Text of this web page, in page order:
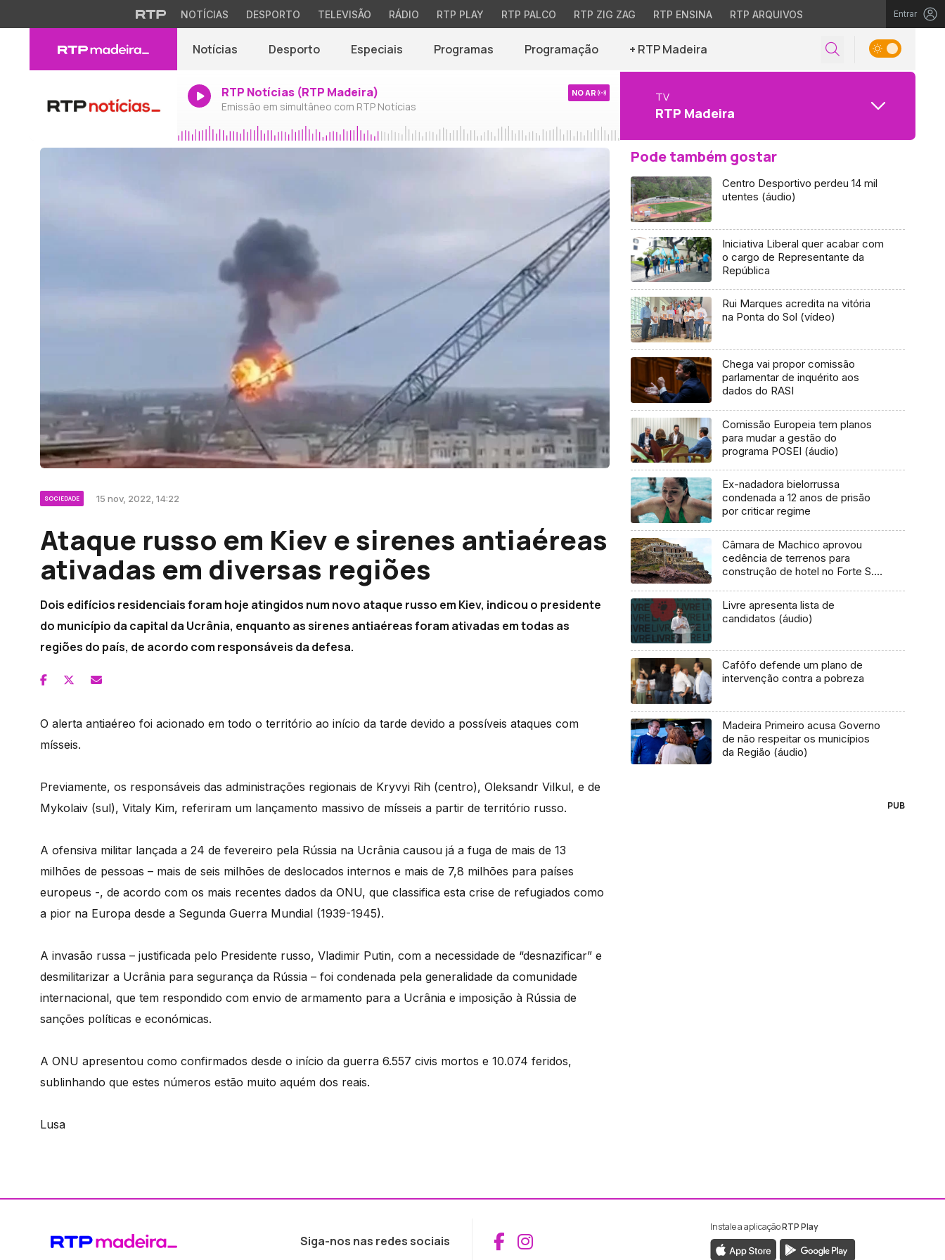
NOTÍCIAS DESPORTO TELEVISÃO RÁDIO RTP PLAY RTP PALCO RTP ZIG ZAG RTP ENSINA RTP ARQUIVOS Entrar
Notícias Desporto Especiais Programas Programação + RTP Madeira
RTP Notícias (RTP Madeira)
Emissão em simultâneo com RTP Notícias
NO AR TV
RTP Madeira
SOCIEDADE 15 nov, 2022, 14:22
Ataque russo em Kiev e sirenes antiaéreas
ativadas em diversas regiões
Dois edifícios residenciais foram hoje atingidos num novo ataque russo em Kiev, indicou o presidente
do município da capital da Ucrânia, enquanto as sirenes antiaéreas foram ativadas em todas as
regiões do país, de acordo com responsáveis da defesa.
O alerta antiaéreo foi acionado em todo o território ao início da tarde devido a possíveis ataques com
mísseis.
Previamente, os responsáveis das administrações regionais de Kryvyi Rih (centro), Oleksandr Vilkul, e de
Mykolaiv (sul), Vitaly Kim, referiram um lançamento massivo de mísseis a partir de território russo.
A ofensiva militar lançada a 24 de fevereiro pela Rússia na Ucrânia causou já a fuga de mais de 13
milhões de pessoas – mais de seis milhões de deslocados internos e mais de 7,8 milhões para países
europeus -, de acordo com os mais recentes dados da ONU, que classifica esta crise de refugiados como
a pior na Europa desde a Segunda Guerra Mundial (1939-1945).
A invasão russa – justificada pelo Presidente russo, Vladimir Putin, com a necessidade de “desnazificar” e
desmilitarizar a Ucrânia para segurança da Rússia – foi condenada pela generalidade da comunidade
internacional, que tem respondido com envio de armamento para a Ucrânia e imposição à Rússia de
sanções políticas e económicas.
A ONU apresentou como confirmados desde o início da guerra 6.557 civis mortos e 10.074 feridos,
sublinhando que estes números estão muito aquém dos reais.
Lusa
Pode também gostar
Centro Desportivo perdeu 14 mil
utentes (áudio)
Iniciativa Liberal quer acabar com
o cargo de Representante da
República
Rui Marques acredita na vitória
na Ponta do Sol (vídeo)
Chega vai propor comissão
parlamentar de inquérito aos
dados do RASI
Comissão Europeia tem planos
para mudar a gestão do
programa POSEI (áudio)
Ex-nadadora bielorrussa
condenada a 12 anos de prisão
por criticar regime
Câmara de Machico aprovou
cedência de terrenos para
construção de hotel no Forte S.
Livre apresenta lista de
candidatos (áudio)
Cafôfo defende um plano de
intervenção contra a pobreza
Madeira Primeiro acusa Governo
de não respeitar os municípios
da Região (áudio)
PUB
Siga-nos nas redes sociais Aceder ao Facebook da RTP Madeira
Aceder ao Instagram da RTP Madeira
Instale a aplicaçãoRTP Play